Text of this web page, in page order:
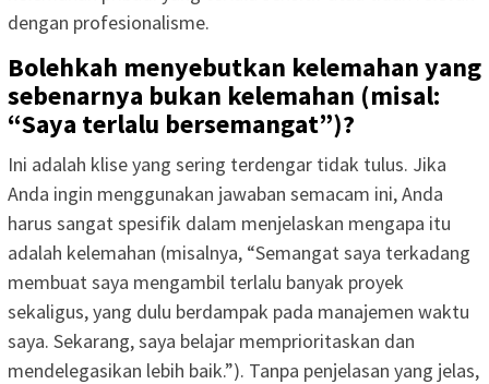
dengan profesionalisme.
Bolehkah menyebutkan kelemahan yang
sebenarnya bukan kelemahan (misal:
“Saya terlalu bersemangat”)?
Ini adalah klise yang sering terdengar tidak tulus. Jika
Anda ingin menggunakan jawaban semacam ini, Anda
harus sangat spesifik dalam menjelaskan mengapa itu
adalah kelemahan (misalnya, “Semangat saya terkadang
membuat saya mengambil terlalu banyak proyek
sekaligus, yang dulu berdampak pada manajemen waktu
saya. Sekarang, saya belajar memprioritaskan dan
mendelegasikan lebih baik.”). Tanpa penjelasan yang jelas,